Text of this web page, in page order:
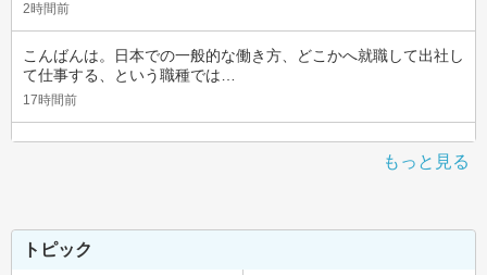
2時間前
こんばんは。日本での一般的な働き方、どこかへ就職して出社し
て仕事する、という職種では…
17時間前
もっと見る
トピック